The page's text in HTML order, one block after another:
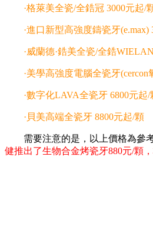
·格萊美全瓷/全鋯冠 3000元起/
·進口新型高強度鑄瓷牙(e.max)
·威蘭德·鋯美全瓷/全鋯
·美學高強度電腦全瓷牙(cercon
·數字化LAVA全瓷牙 6800元起/
·貝美高端全瓷牙 8800元起/顆
需要注意的是，以上價格為參考
健推出了生物合金烤瓷牙880元/顆